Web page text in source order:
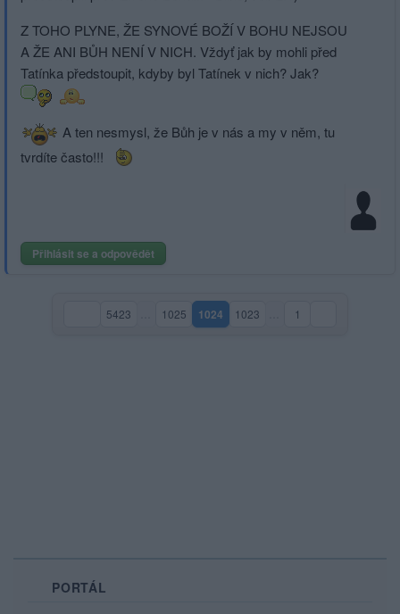
Z TOHO PLYNE, ŽE SYNOVÉ BOŽÍ V BOHU NEJSOU
A ŽE ANI BŮH NENÍ V NICH. Vždyť jak by mohli před
Tatínka předstoupit, kdyby byl Tatínek v nich? Jak?
A ten nesmysl, že Bůh je v nás a my v něm, tu
tvrdíte často!!!
Přihlásit se a odpovědět
5423 1025 1024(aktuální strana)
1023 1
PORTÁL